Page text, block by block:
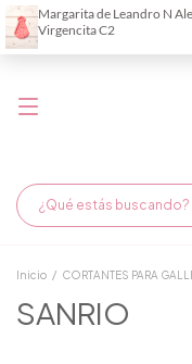
Demora de
Inicio / CORTANTES PARA
SANRIO